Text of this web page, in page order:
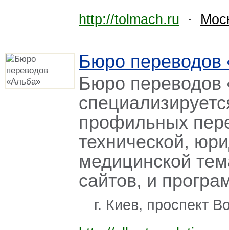
http://tolmach.ru ·
Бюро переводов
Бюро переводов
профильных
технической,
медицинской
сайтов, и
г. Киев, проспект